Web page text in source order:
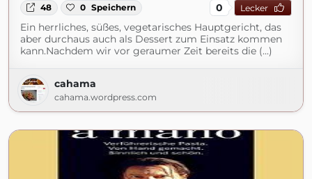
48 0 Speichern 0 Lecker
Ein herrliches, süßes, vegetarisches Hauptgericht, das
aber durchaus auch als Dessert zum Einsatz kommen
kann.Nachdem wir vor geraumer Zeit bereits die (...)
cahama
cahama.wordpress.com